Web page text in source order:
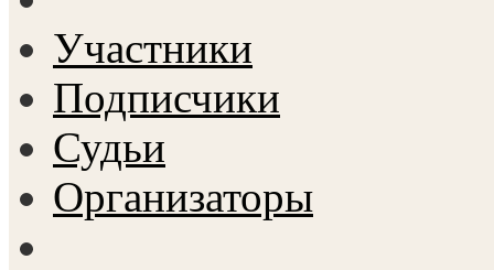
Участники
Подписчики
Судьи
Организаторы